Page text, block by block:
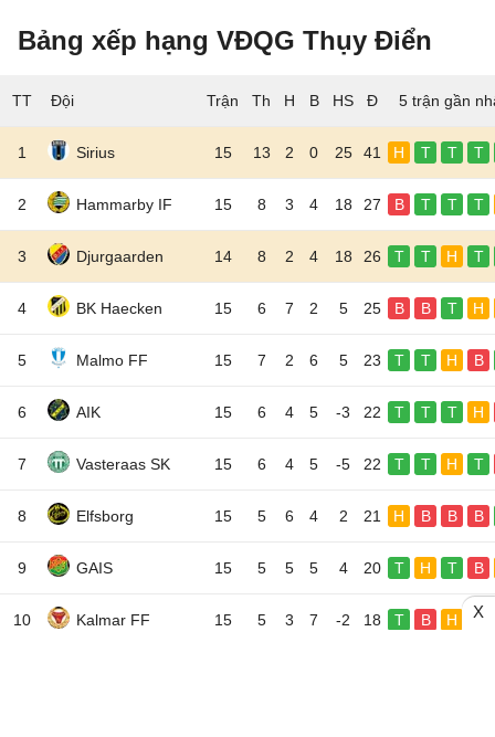
Bảng xếp hạng VĐQG Thụy Điển
TT Đội 5 trận gần
1 Sirius 15 13 2 0 25 41 H T T T
2 Hammarby IF 15 8 3 4 18 27 B T T T
3 Djurgaarden 14 8 2 4 18 26 T T H T
4 BK Haecken 15 6 7 2 5 25 B B T H
5 Malmo FF 15 7 2 6 5 23 T T H B
6 AIK 15 6 4 5 -3 22 T T T H
7 Vasteraas SK 15 6 4 5 -5 22 T T H T
8 Elfsborg 15 5 6 4 2 21 H B B B
9 GAIS 15 5 5 5 4 20 T H T B
10 Kalmar FF 15 5 3 7 -2 18 T B H T
X